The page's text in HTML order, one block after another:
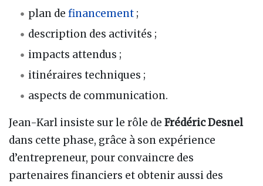
plan definancement ;
description des activités ;
impacts attendus ;
itinéraires techniques ;
aspects de communication.
Jean-Karl insiste sur le rôle de Frédéric Desnel
dans cette phase, grâce à son expérience
d’entrepreneur, pour convaincre des
partenaires financiers et obtenir aussi des